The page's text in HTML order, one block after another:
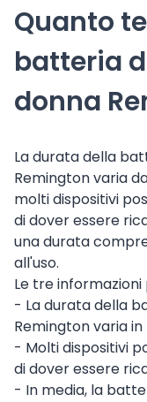
Quanto
batteria
donna
La durata della
Remington varia
molti dispositivi
di dover essere
una durata
all'uso.
Le tre
- La durata della
Remington varia
- Molti dispositivi
di dover essere
- In media, la